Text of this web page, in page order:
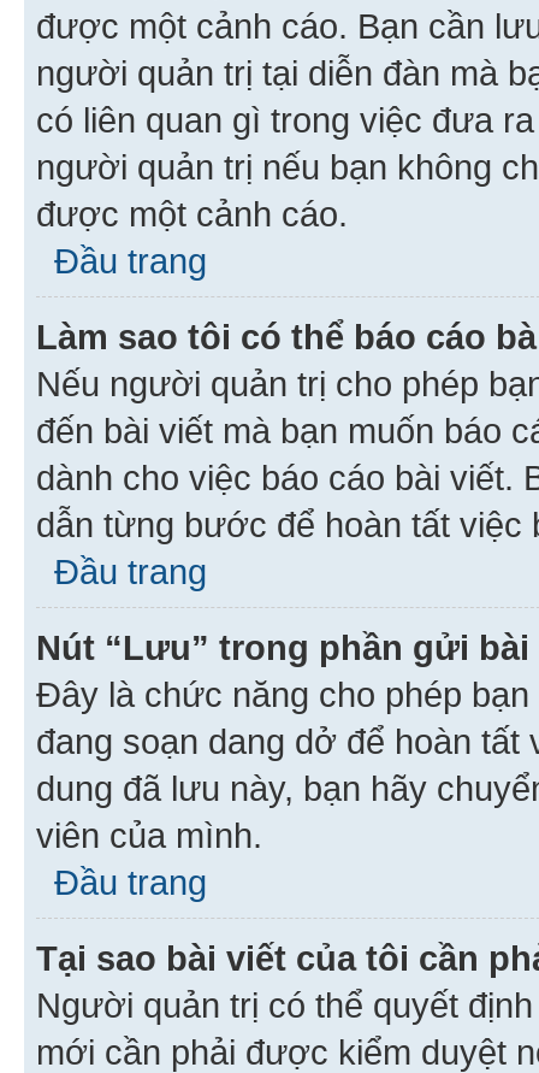
được một cảnh cáo. Bạn cần
người quản trị tại diễn đàn mà
có liên quan gì trong việc đưa
người quản trị nếu bạn không
được một cảnh cáo.
Đầu trang
Làm sao tôi có thể báo cáo
Nếu người quản trị cho phép
đến bài viết mà bạn muốn báo
dành cho việc báo cáo bài viết.
dẫn từng bước để hoàn tất việc
Đầu trang
Nút “Lưu” trong phần gửi
Đây là chức năng cho phép
đang soạn dang dở để hoàn
dung đã lưu này, bạn hãy
viên của mình.
Đầu trang
Tại sao bài viết của tôi cần
Người quản trị có thể quyết
mới cần phải được kiểm duyệt